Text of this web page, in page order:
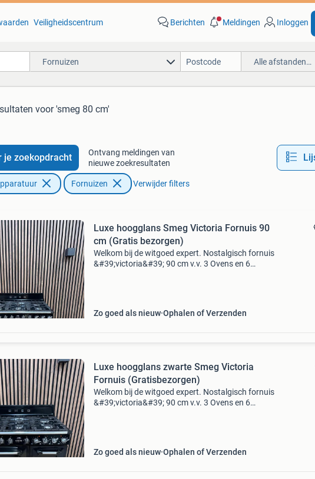
Veiligheidscentrum Berichten Meldingen Inloggen
Fornuizen Alle afstanden…
voor 'smeg 80 cm'
je zoekopdracht
Ontvang meldingen van
nieuwe zoekresultaten
Fornuizen Verwijder filters
Luxe hoogglans Smeg Victoria Fornuis 90
cm (Gratis bezorgen)
Welkom bij de witgoed expert. Nostalgisch fornuis
&#39;victoria&#39; 90 cm v.v. 3 Ovens en 6
Zo goed als nieuw Ophalen of Verzenden
Luxe hoogglans zwarte Smeg Victoria
Fornuis (Gratisbezorgen)
Welkom bij de witgoed expert. Nostalgisch fornuis
&#39;victoria&#39; 90 cm v.v. 3 Ovens en 6
Zo goed als nieuw Ophalen of Verzenden